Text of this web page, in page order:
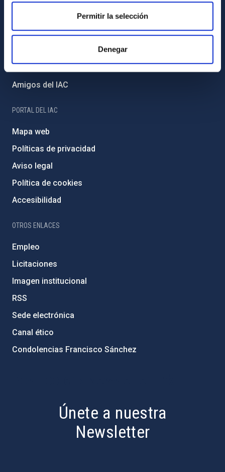
Permitir la selección
Denegar
Medio Ambiente y Sostenibilidad
Proyectos institucionales
Programa Severo Ochoa
Amigos del IAC
PORTAL DEL IAC
Mapa web
Políticas de privacidad
Aviso legal
Política de cookies
Accesibilidad
OTROS ENLACES
Empleo
Licitaciones
Imagen institucional
RSS
Sede electrónica
Canal ético
Condolencias Francisco Sánchez
Únete a nuestra
Newsletter